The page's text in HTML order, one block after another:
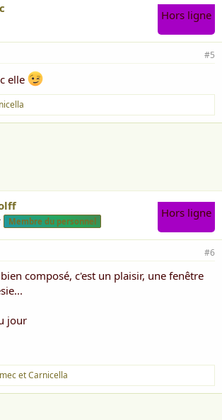
Hors ligne
#5
elle
Membre du personnel
Hors ligne
#6
composé, c'est un plaisir, une fenêtre
jour
etCarnicella